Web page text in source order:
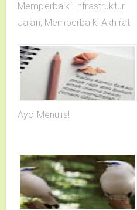
Memperbaiki Infrastruktur
Jalan, Memperbaiki Akhirat
Ayo Menulis!